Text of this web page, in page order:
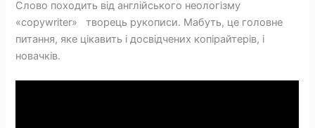
Слово походить від англійського неологізму
«copywriter» творець рукописи. Мабуть, це головне
питання, яке цікавить і досвідчених копірайтерів, і
новачків.